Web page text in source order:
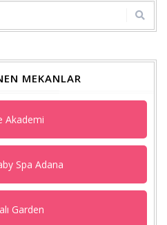
MEKANLAR
Akademi
Spa Adana
Garden